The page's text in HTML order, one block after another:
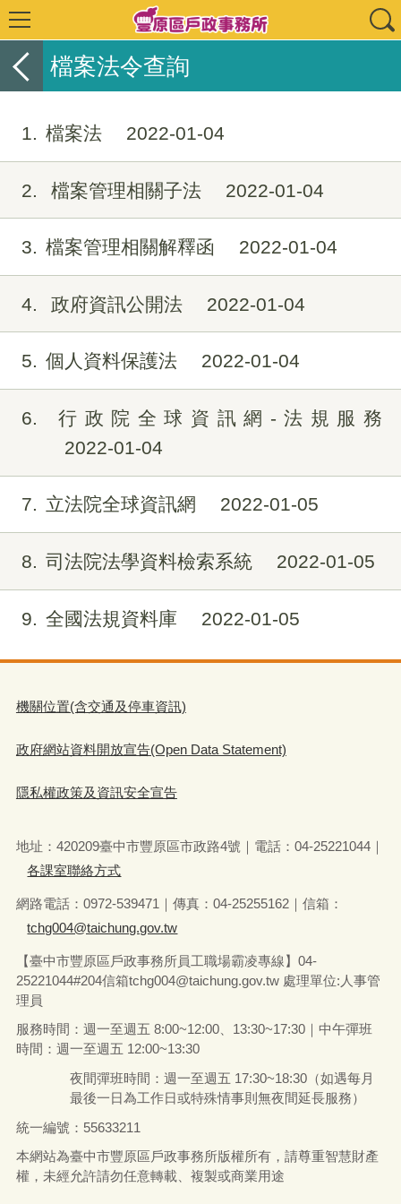
檔案法令查詢
1 檔案法 2022-01-04
2 檔案管理相關子法 2022-01-04
3 檔案管理相關解釋函 2022-01-04
4 政府資訊公開法 2022-01-04
5 個人資料保護法 2022-01-04
6
行政院全球資訊網-法規服務
2022-01-04
7 立法院全球資訊網 2022-01-05
8 司法院法學資料檢索系統 2022-01-05
9 全國法規資料庫 2022-01-05
機關位置(含交通及停車資訊)
政府網站資料開放宣告(Open Data Statement)
隱私權政策及資訊安全宣告
地址：420209臺中市豐原區市政路4號｜電話：04-25221044｜
各課室聯絡方式
網路電話：0972-539471｜傳真：04-25255162｜信箱：
tchg004@taichung.gov.tw
【臺中市豐原區戶政事務所員工職場霸凌專線】04-
25221044#204信箱tchg004@taichung.gov.tw 處理單位:人事管
理員
服務時間：週一至週五 8:00~12:00、13:30~17:30｜中午彈班
時間：週一至週五 12:00~13:30
夜間彈班時間：週一至週五 17:30~18:30（如遇每月
最後一日為工作日或特殊情事則無夜間延長服務）
統一編號：55633211
本網站為臺中市豐原區戶政事務所版權所有，請尊重智慧財產
權，未經允許請勿任意轉載、複製或商業用途